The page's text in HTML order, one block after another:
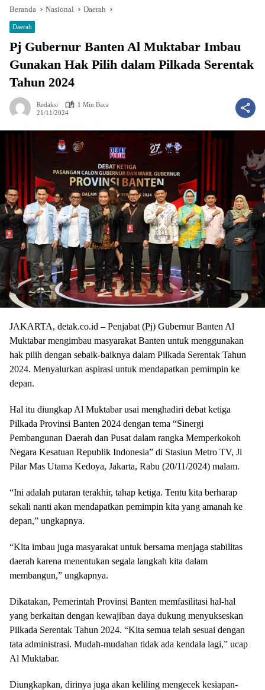
Beranda Nasional Daerah
Daerah
Pj Gubernur Banten Al Muktabar Imbau
Gunakan Hak Pilih dalam Pilkada Serentak
Tahun 2024
Redaksi
1 Min Baca
21/11/2024
JAKARTA, detak.co.id – Penjabat (Pj) Gubernur Banten Al
Muktabar mengimbau masyarakat Banten untuk menggunakan
hak pilih dengan sebaik-baiknya dalam Pilkada Serentak Tahun
2024. Menyalurkan aspirasi untuk mendapatkan pemimpin ke
depan.
Hal itu diungkap Al Muktabar usai menghadiri debat ketiga
Pilkada Provinsi Banten 2024 dengan tema “Sinergi
Pembangunan Daerah dan Pusat dalam rangka Memperkokoh
Negara Kesatuan Republik Indonesia” di Stasiun Metro TV, Jl
Pilar Mas Utama Kedoya, Jakarta, Rabu (20/11/2024) malam.
“Ini adalah putaran terakhir, tahap ketiga. Tentu kita berharap
sekali nanti akan mendapatkan pemimpin kita yang amanah ke
depan,” ungkapnya.
“Kita imbau juga masyarakat untuk bersama menjaga stabilitas
daerah karena menentukan segala langkah kita dalam
membangun,” ungkapnya.
Dikatakan, Pemerintah Provinsi Banten memfasilitasi hal-hal
yang berkaitan dengan kewajiban daya dukung menyukseskan
Pilkada Serentak Tahun 2024. “Kita semua telah sesuai dengan
tata administrasi. Mudah-mudahan tidak ada kendala lagi,” ucap
Al Muktabar.
Diungkapkan, dirinya juga akan keliling mengecek kesiapan-